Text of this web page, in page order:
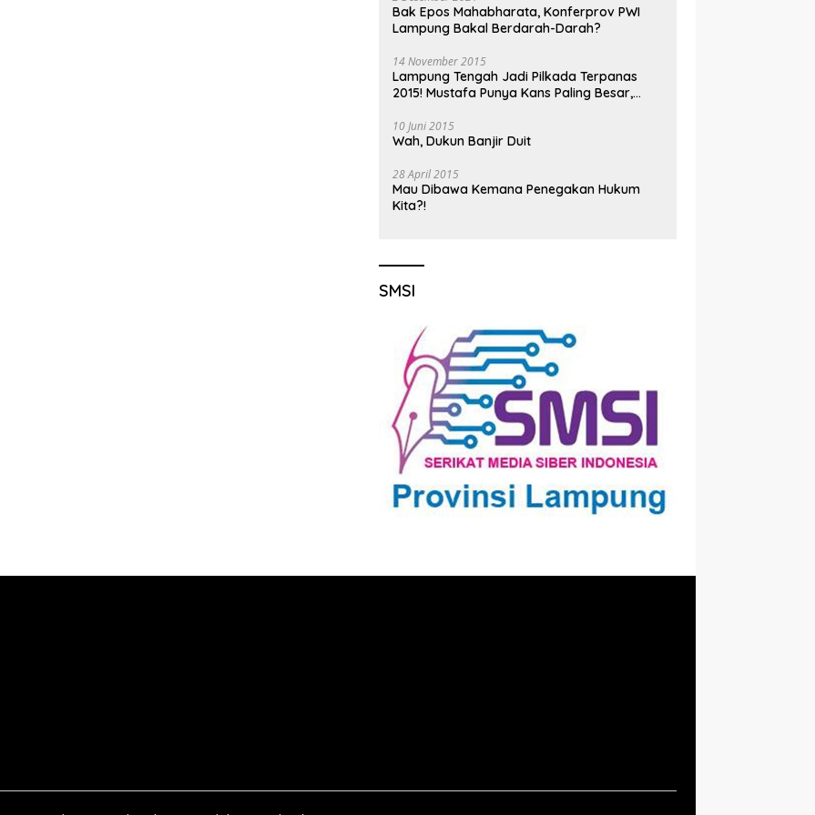
Bak Epos Mahabharata, Konferprov PWI
Lampung Bakal Berdarah-Darah?
14 November 2015
Lampung Tengah Jadi Pilkada Terpanas
2015! Mustafa Punya Kans Paling Besar,
10 Juni 2015
Wah, Dukun Banjir Duit
28 April 2015
Mau Dibawa Kemana Penegakan Hukum
Kita?!
SMSI